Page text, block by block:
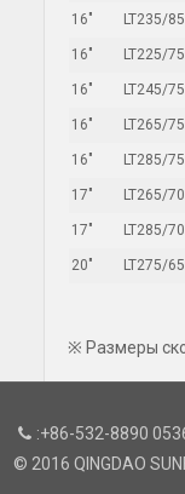
16" LT235/
16" LT225/
16" LT245/
16" LT265/
16" LT285/
17" LT265/
17" LT285/
20" LT275/
※ Размеры
:+86-532-8890
© 2016 QINGDAO